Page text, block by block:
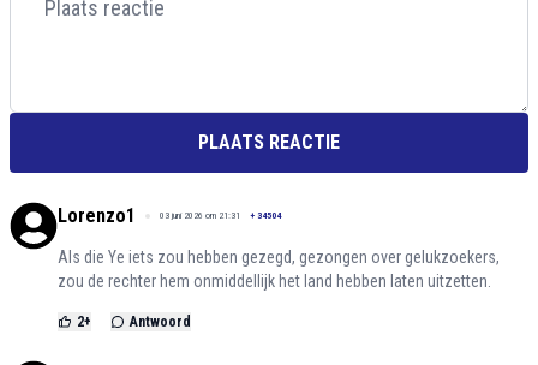
PLAATS REACTIE
Lorenzo1 03 juni 2026 om 21:31 + 34504
Als die Ye iets zou hebben gezegd, gezongen over gelukzoekers,
zou de rechter hem onmiddellijk het land hebben laten uitzetten.
2+ Antwoord